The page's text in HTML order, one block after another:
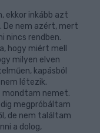
ekkor inkább azt
De nem azért, mert
nincs rendben.
hogy miért mell
milyen elven
kapásból
létezik.
mondtam nemet.
megpróbáltam
de nem találtam
a dolog,